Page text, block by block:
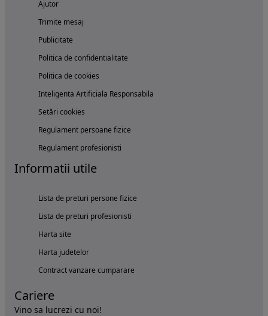
Ajutor
Trimite mesaj
Publicitate
Politica de confidentialitate
Politica de cookies
Inteligenta Artificiala Responsabila
Setări cookies
Regulament persoane fizice
Regulament profesionisti
Informatii utile
Lista de preturi persone fizice
Lista de preturi profesionisti
Harta site
Harta judetelor
Contract vanzare cumparare
Cariere
Vino sa lucrezi cu noi!